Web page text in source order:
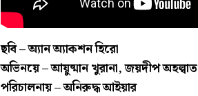
ছবি – অ্যান অ্যাকশন হিরো
অভিনয়ে – আয়ুষ্মান খুরানা, জয়দীপ অহল্বাত
পরিচালনায় – অনিরুদ্ধ আইয়ার